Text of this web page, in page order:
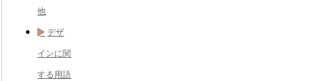
他
デザ
インに関
する用語